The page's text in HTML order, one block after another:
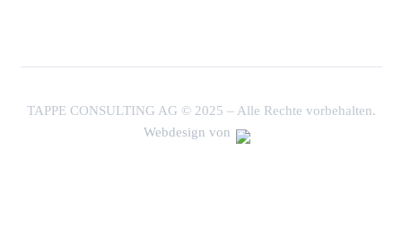
TAPPE CONSULTING AG © 2025 – Alle Rechte vorbehalten.
Webdesign von